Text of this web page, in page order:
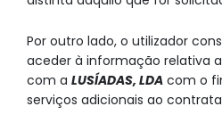
Por outro lado, o utilizador
aceder à informação relativa
com a LUSÍADAS, LDA com o
serviços adicionais ao